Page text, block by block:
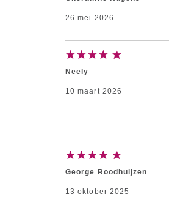
26 mei 2026
Neely
10 maart 2026
George Roodhuijzen
13 oktober 2025